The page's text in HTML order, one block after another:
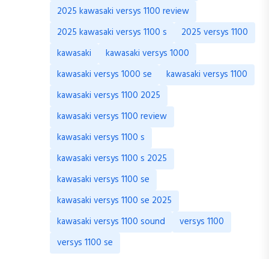
2025 kawasaki versys 1100 review
2025 kawasaki versys 1100 s
2025 versys 1100
kawasaki
kawasaki versys 1000
kawasaki versys 1000 se
kawasaki versys 1100
kawasaki versys 1100 2025
kawasaki versys 1100 review
kawasaki versys 1100 s
kawasaki versys 1100 s 2025
kawasaki versys 1100 se
kawasaki versys 1100 se 2025
kawasaki versys 1100 sound
versys 1100
versys 1100 se